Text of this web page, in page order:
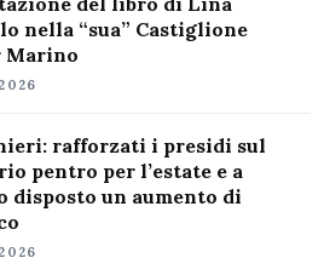
nella “sua” Castiglione
Marino
rafforzati i presidi sul
pentro per l’estate e a
disposto un aumento di